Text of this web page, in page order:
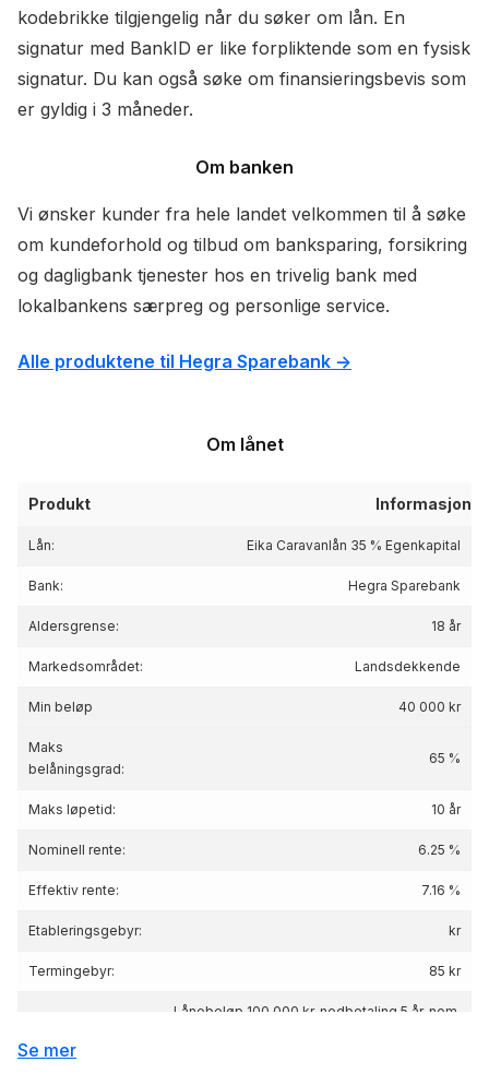
kodebrikke tilgjengelig når du søker om lån. En
signatur med BankID er like forpliktende som en fysisk
signatur. Du kan også søke om finansieringsbevis som
er gyldig i 3 måneder.
Om banken
Vi ønsker kunder fra hele landet velkommen til å søke
om kundeforhold og tilbud om banksparing, forsikring
og dagligbank tjenester hos en trivelig bank med
lokalbankens særpreg og personlige service.
Alle produktene til Hegra Sparebank ->
Om lånet
Produkt Informasjon
Lån: Eika Caravanlån 35 % Egenkapital
Bank: Hegra Sparebank
Aldersgrense: 18 år
Markedsområdet: Landsdekkende
Min beløp 40 000 kr
Maks
belåningsgrad:
65 %
Maks løpetid: 10 år
Nominell rente: 6.25 %
Effektiv rente: 7.16 %
Etableringsgebyr: kr
Termingebyr: 85 kr
Lånebeløp 100 000 kr, nedbetaling 5 år, nom.
Se mer